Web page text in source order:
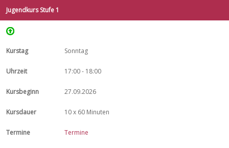
Jugendkurs Stufe 1
Sonntag
17:00 - 18:00
27.09.2026
10 x 60 Minuten
Termine